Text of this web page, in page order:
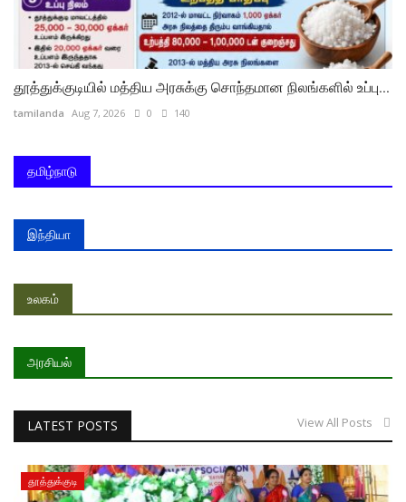
தூத்துக்குடியில் மத்திய அரசுக்கு சொந்தமான நிலங்களில் உப்பு...
tamilanda Aug 7, 2026 0 140
தமிழ்நாடு
இந்தியா
உலகம்
அரசியல்
LATEST POSTS View All Posts
தூத்துக்குடி